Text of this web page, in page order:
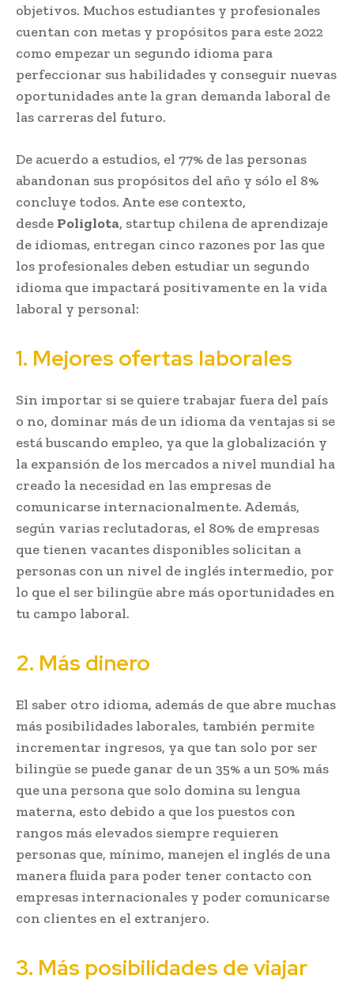
objetivos. Muchos estudiantes y profesionales
cuentan con metas y propósitos para este 2022
como empezar un segundo idioma para
perfeccionar sus habilidades y conseguir nuevas
oportunidades ante la gran demanda laboral de
las carreras del futuro.
De acuerdo a estudios, el 77% de las personas
abandonan sus propósitos del año y sólo el 8%
concluye todos. Ante ese contexto,
desde Poliglota, startup chilena de aprendizaje
de idiomas, entregan cinco razones por las que
los profesionales deben estudiar un segundo
idioma que impactará positivamente en la vida
laboral y personal:
1. Mejores ofertas laborales
Sin importar si se quiere trabajar fuera del país
o no, dominar más de un idioma da ventajas si se
está buscando empleo, ya que la globalización y
la expansión de los mercados a nivel mundial ha
creado la necesidad en las empresas de
comunicarse internacionalmente. Además,
según varias reclutadoras, el 80% de empresas
que tienen vacantes disponibles solicitan a
personas con un nivel de inglés intermedio, por
lo que el ser bilingüe abre más oportunidades en
tu campo laboral.
2. Más dinero
El saber otro idioma, además de que abre muchas
más posibilidades laborales, también permite
incrementar ingresos, ya que tan solo por ser
bilingüe se puede ganar de un 35% a un 50% más
que una persona que solo domina su lengua
materna, esto debido a que los puestos con
rangos más elevados siempre requieren
personas que, mínimo, manejen el inglés de una
manera fluida para poder tener contacto con
empresas internacionales y poder comunicarse
con clientes en el extranjero.
3. Más posibilidades de viajar